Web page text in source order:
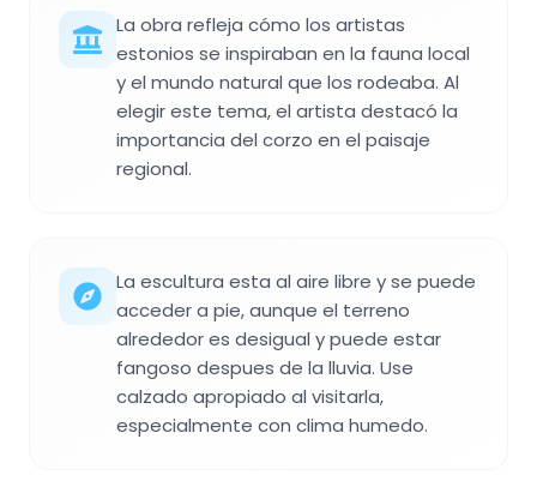
La obra refleja cómo los artistas
estonios se inspiraban en la fauna local
y el mundo natural que los rodeaba. Al
elegir este tema, el artista destacó la
importancia del corzo en el paisaje
regional.
La escultura esta al aire libre y se puede
acceder a pie, aunque el terreno
alrededor es desigual y puede estar
fangoso despues de la lluvia. Use
calzado apropiado al visitarla,
especialmente con clima humedo.